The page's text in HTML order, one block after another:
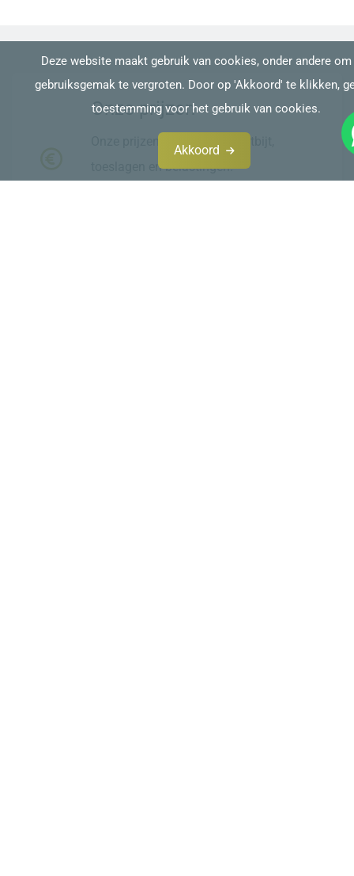
Onze prijzen
toeslagen en belastingen.
Deze website maakt gebruik van cookies, onder andere
gebruiksgemak te vergroten. Door op 'Akkoord' te klikken,
toestemming voor het gebruik van cookies.
Akkoord